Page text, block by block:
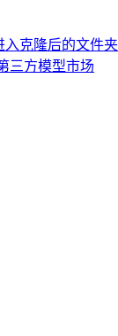
入克隆后的文件夹
三方模型市场